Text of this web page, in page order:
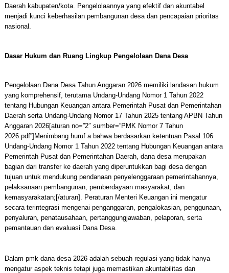
Daerah kabupaten/kota. Pengelolaannya yang efektif dan akuntabel
menjadi kunci keberhasilan pembangunan desa dan pencapaian prioritas
nasional.
Dasar Hukum dan Ruang Lingkup Pengelolaan Dana Desa
Pengelolaan Dana Desa Tahun Anggaran 2026 memiliki landasan hukum
yang komprehensif, terutama Undang-Undang Nomor 1 Tahun 2022
tentang Hubungan Keuangan antara Pemerintah Pusat dan Pemerintahan
Daerah serta Undang-Undang Nomor 17 Tahun 2025 tentang APBN Tahun
Anggaran 2026[aturan no=”2″ sumber=”PMK Nomor 7 Tahun
2026.pdf”]Menimbang huruf a bahwa berdasarkan ketentuan Pasal 106
Undang-Undang Nomor 1 Tahun 2022 tentang Hubungan Keuangan antara
Pemerintah Pusat dan Pemerintahan Daerah, dana desa merupakan
bagian dari transfer ke daerah yang diperuntukkan bagi desa dengan
tujuan untuk mendukung pendanaan penyelenggaraan pemerintahannya,
pelaksanaan pembangunan, pemberdayaan masyarakat, dan
kemasyarakatan;[/aturan]. Peraturan Menteri Keuangan ini mengatur
secara terintegrasi mengenai penganggaran, pengalokasian, penggunaan,
penyaluran, penatausahaan, pertanggungjawaban, pelaporan, serta
pemantauan dan evaluasi Dana Desa.
Dalam pmk dana desa 2026 adalah sebuah regulasi yang tidak hanya
mengatur aspek teknis tetapi juga memastikan akuntabilitas dan